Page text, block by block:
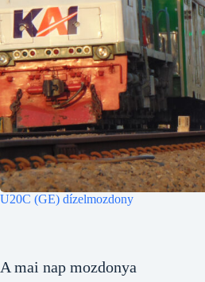
U20C (GE) dízelmozdony
A mai nap mozdonya